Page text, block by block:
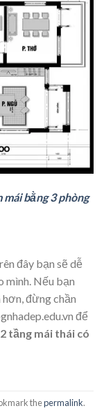
bằng 3 phòng
đây bạn sẽ dễ
mình. Nếu bạn
hơn, đừng chần
để
tầng mái thái có
thepermalink.